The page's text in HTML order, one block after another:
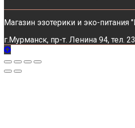
Магазин эзотерики и эко-
г.Мурманск, пр-т. Ленина 94, тел.